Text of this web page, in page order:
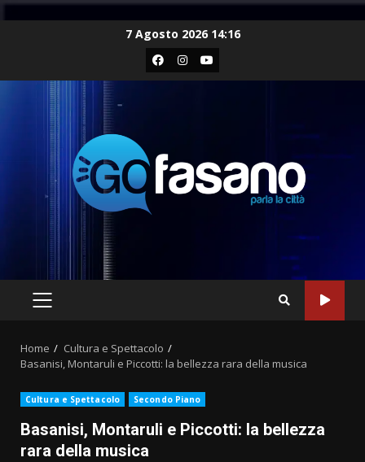
7 Agosto 2026 14:16
Facebook
Instagram
Youtube
PRIMARY
Home
Cultura e Spettacolo
Basanisi, Montaruli e Piccotti: la bellezza rara della musica
Cultura e Spettacolo Secondo Piano
Basanisi, Montaruli e Piccotti: la bellezza
rara della musica